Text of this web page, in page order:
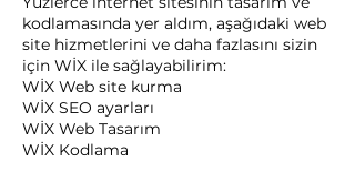
kodlamasında yer aldım, aşağıdaki web
site hizmetlerini ve daha fazlasını sizin
için WİX ile sağlayabilirim:​ ​
WİX Web site kurma
WİX SEO ayarları
WİX Web Tasarım
WİX Kodlama ​